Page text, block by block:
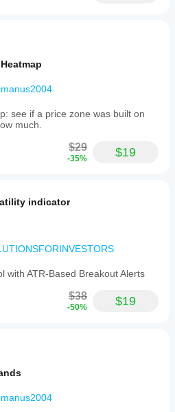
see if a price zone was built on
much.
$29
-35% $19
indicator
with ATR-Based Breakout Alerts
$38
-50% $19